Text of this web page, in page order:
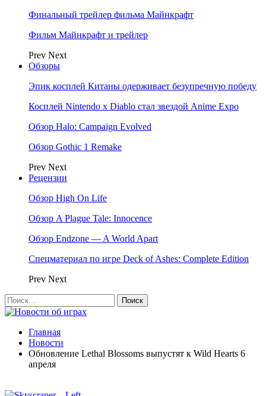
Финальный трейлер фильма Майнкрафт
Фильм Майнкрафт и трейлер
Prev Next
Обзоры
Эпик косплей Китаны одерживает безупречную победу
Косплей Nintendo x Diablo стал звездой Anime Expo
Обзор Halo: Campaign Evolved
Обзор Gothic 1 Remake
Prev Next
Рецензии
Обзор High On Life
Обзор A Plague Tale: Innocence
Обзор Endzone — A World Apart
Спецматериал по игре Deck of Ashes: Complete Edition
Prev Next
Главная
Новости
Обновление Lethal Blossoms выпустят к Wild Hearts 6
апреля